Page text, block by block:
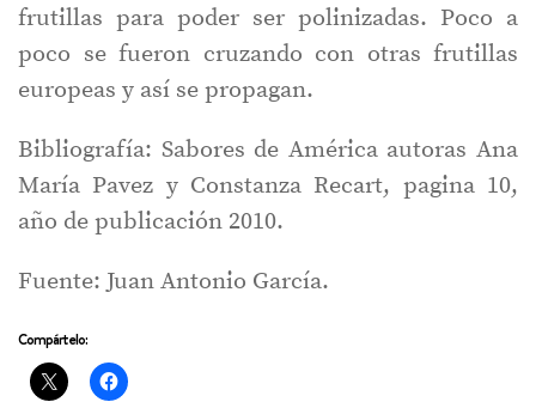
frutillas para poder ser polinizadas. Poco a
poco se fueron cruzando con otras frutillas
europeas y así se propagan.
Bibliografía: Sabores de América autoras Ana
María Pavez y Constanza Recart, pagina 10,
año de publicación 2010.
Fuente: Juan Antonio García.
Compártelo: